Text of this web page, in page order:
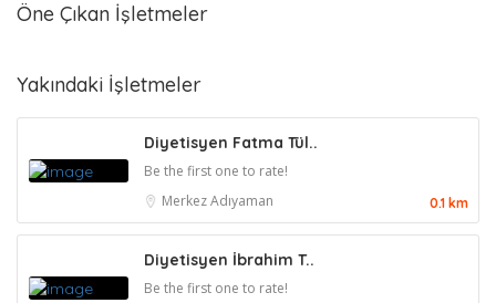
Öne Çıkan İşletmeler
Yakındaki İşletmeler
Diyetisyen Fatma Tül..
Be the first one to rate!
MerkezAdıyaman 0.1 km
Diyetisyen İbrahim T..
Be the first one to rate!